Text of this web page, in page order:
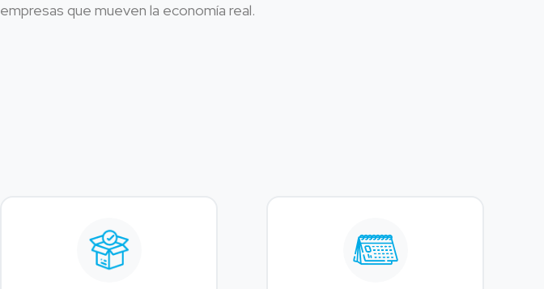
empresas que mueven la economía real.